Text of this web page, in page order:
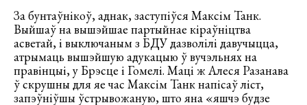
За бунтаўнікоў, аднак, заступіўся Максім Танк.
Выйшаў на вышэйшае партыйнае кіраўніцтва
асветай, і выключаным з БДУ дазволілі давучыцца,
атрымаць вышэйшую адукацыю ў вучэльнях на
правінцыі, у Брэсце і Гомелі. Маці ж Алеся Разанава
ў скрушны для яе час Максім Танк напісаў ліст,
запэўніўшы ўстрывожаную, што яна «яшчэ будзе